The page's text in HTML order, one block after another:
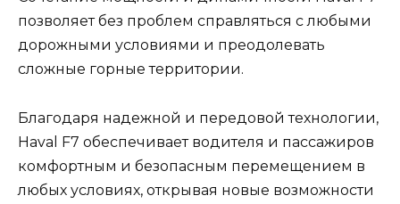
позволяет без проблем справляться с любыми
дорожными условиями и преодолевать
сложные горные территории.
Благодаря надежной и передовой технологии,
Haval F7 обеспечивает водителя и пассажиров
комфортным и безопасным перемещением в
любых условиях, открывая новые возможности